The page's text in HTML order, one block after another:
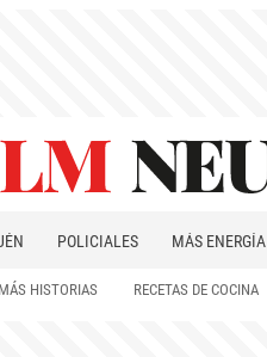
POLICIALES MÁS ENERGÍA
MÁS HISTORIAS RECETAS DE COCINA